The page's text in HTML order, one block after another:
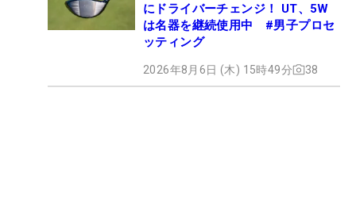
にドライバーチェンジ！ UT、5W
は名器を継続使用中 #男子プロセ
ッティング
2026年8月6日 (木) 15時49分 38